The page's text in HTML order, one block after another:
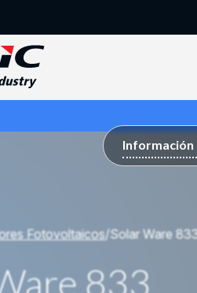
Fotovoltaicos/Solar Ware
833